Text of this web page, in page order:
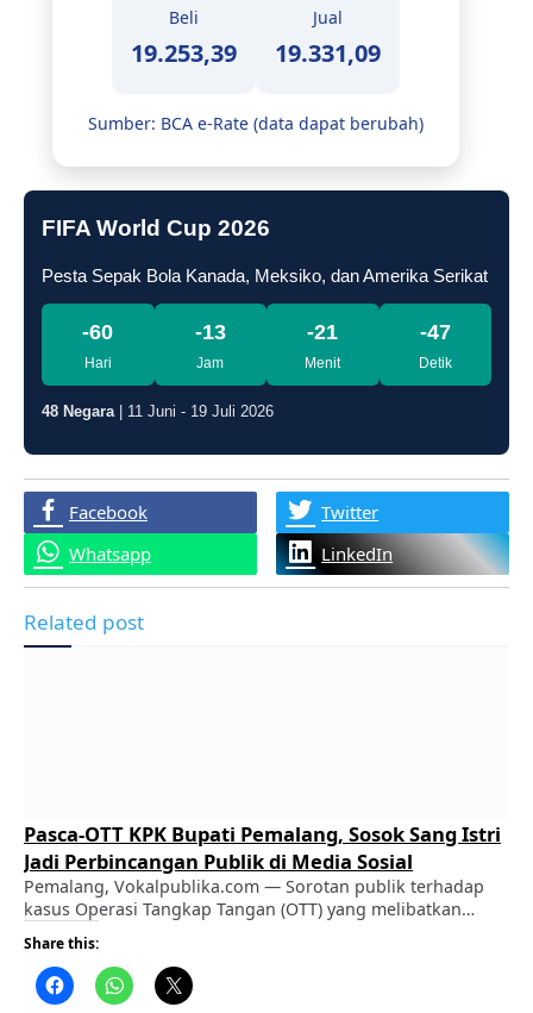
Beli
19.253,39
Jual
19.331,09
Sumber: BCA e-Rate (data dapat berubah)
FIFA World Cup 2026
Pesta Sepak Bola Kanada, Meksiko, dan Amerika Serikat
-60
Hari
-13
Jam
-21
Menit
-48
Detik
48 Negara| 11 Juni - 19 Juli 2026
Facebook
Twitter
Whatsapp
LinkedIn
Related post
Pasca-OTT KPK Bupati Pemalang, Sosok Sang Istri
Jadi Perbincangan Publik di Media Sosial
Pemalang, Vokalpublika.com — Sorotan publik terhadap
kasus Operasi Tangkap Tangan (OTT) yang melibatkan
Bupati Pemalang, Anom Widiyantoro, kini merembet pada
sosok sang istri, dr. Noor Faizah Maenofie (NFM).
Keberadaan dan rekam jejak NFM kembali ramai dibahas
netizen di media sosial usai dirinya turut diamankan
Share this: